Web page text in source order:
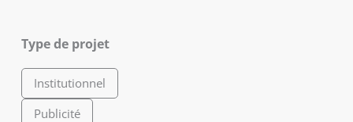
Type de projet
Institutionnel
Publicité